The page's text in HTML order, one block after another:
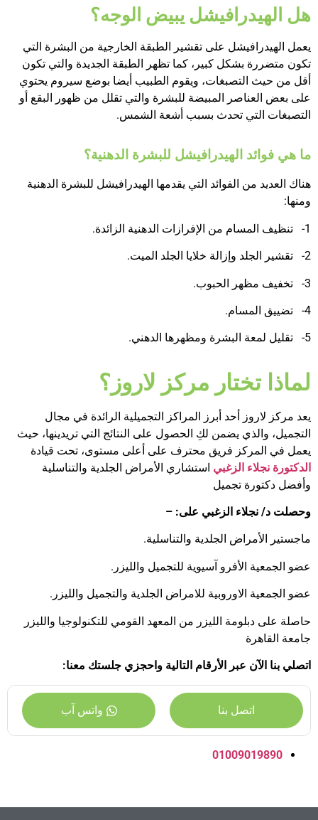
هل الهيدرافيشل يبيض الوجه؟
يعمل الهيدرافيشل على تقشير الطبقة الخارجية من البشرة التي
تكون متضررة بشكل كبير، كما تظهر الطبقة الجديدة والتي تكون
أقل من حيث التصبغات، ويقوم الطبيب أيضا بوضع سيروم يحتوي
على بعض العناصر المبيضة للبشرة والتي تقلل من ظهور البقع أو
التصبغات التي تحدث بسبب أشعة الشمس.
ما هي فوائد الهيدرافيشل للبشرة الدهنية؟
هناك العديد من الفوائد التي يقدمها الهيدرافيشل للبشرة الدهنية
ومنها:
1- تنظيف المسام من الإفرازات الدهنية الزائدة.
2- تقشير الجلد وإزالة خلايا الجلد الميت.
3- تخفيف مظهر الحبوب.
4- تضييق المسام.
5- تقليل لمعة البشرة ومظهرها الدهني.
لماذا تختار مركز لاروز؟
يعد مركز لاروز أحد أبرز المراكز التجميلية الرائدة في مجال
التجميل، والذي يضمن لكِ الحصول على النتائج التي تريدينها، حيث
يعمل في المركز فريق محترف على أعلى مستوى، تحت قيادة
الدكتورة نجلاء الزغبي استشاري الأمراض الجلدية والتناسلية
وأفضل دكتورة تجميل
وحصلت د/ نجلاء الزغبي على: –
ماجستير الأمراض الجلدية والتناسلية.
عضو الجمعية الأفرو آسيوية للتجميل والليزر.
عضو الجمعية الاوروبية للامراض الجلدية والتجميل والليزر.
حاصلة على دبلومة الليزر من المعهد القومي للتكنولوجيا والليزر
جامعة القاهرة
اتصلي بنا الآن عبر الأرقام التالية واحجزي جلستك معنا:
اتصل بنا واتس آب
01009019890